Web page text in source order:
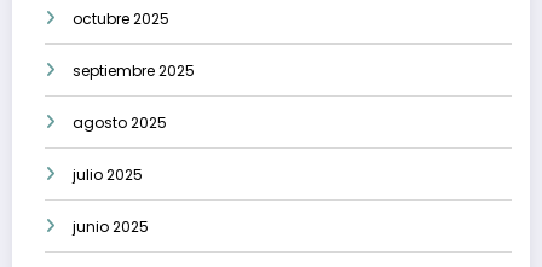
octubre 2025
septiembre 2025
agosto 2025
julio 2025
junio 2025